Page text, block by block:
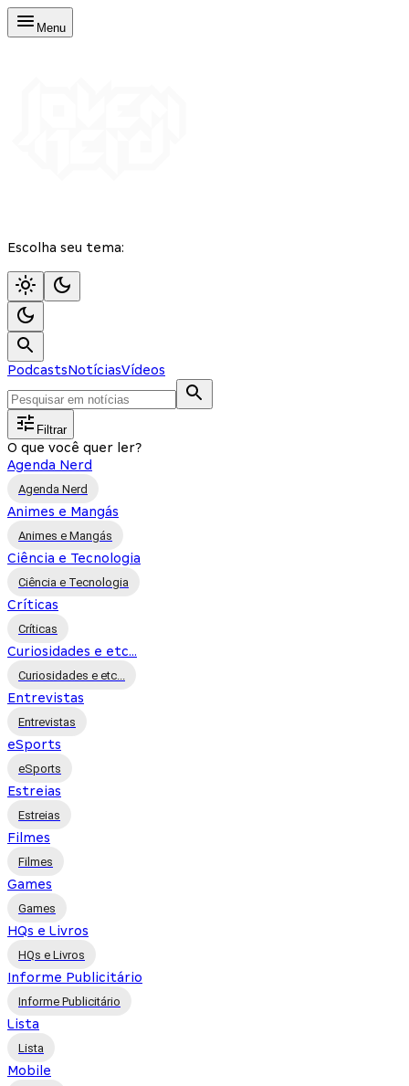
Menu
Escolha seu tema:
PodcastsNotíciasVídeos
Filtrar
O que você quer ler?
Agenda Nerd
Agenda Nerd
Animes e Mangás
Animes e Mangás
Ciência e Tecnologia
Ciência e Tecnologia
Críticas
Críticas
Curiosidades e etc...
Curiosidades e etc...
Entrevistas
Entrevistas
eSports
eSports
Estreias
Estreias
Filmes
Filmes
Games
Games
HQs e Livros
HQs e Livros
Informe Publicitário
Informe Publicitário
Lista
Lista
Mobile